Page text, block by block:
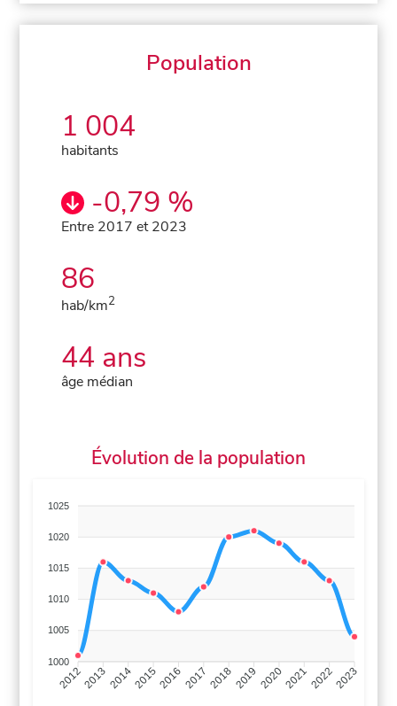
Population
1 004
habitants
-0,79 %
Entre 2017 et 2023
86
hab/km2
44 ans
âge médian
Évolution de la population
1025
1020
1015
1010
1005
1000
201220132014201520162017 20182019 2020202120222023